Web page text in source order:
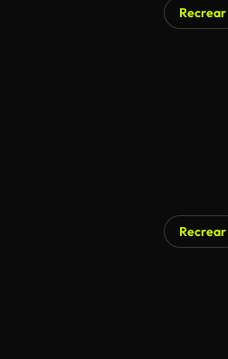
Recrear
Recrear